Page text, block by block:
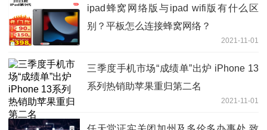
ipad蜂窝网络版与ipad wifi版有什么区
别？平板怎么连接蜂窝网络？
2021-11-01
三季度手机市场“成绩单”出炉 iPhone 13
系列热销助苹果重归第二名
2021-11-01